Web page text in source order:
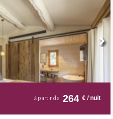
à partir de 264 € / nuit